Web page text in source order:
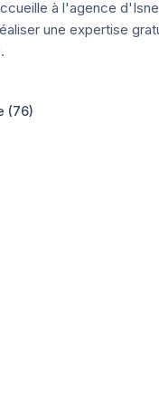
à l'agence
une expertise
(76)